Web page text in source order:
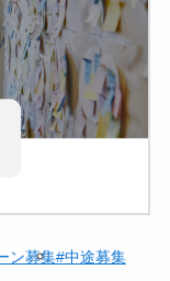
ン募集#中途募集